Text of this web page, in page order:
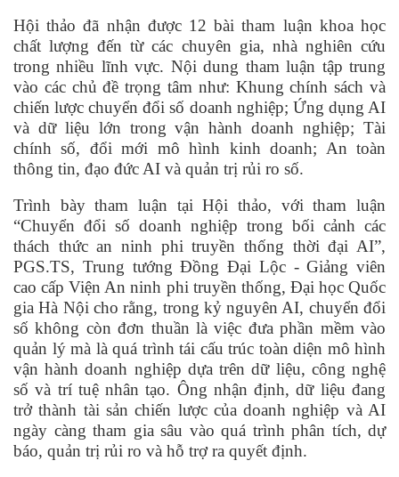
Hội thảo đã nhận được 12 bài tham luận khoa học
chất lượng đến từ các chuyên gia, nhà nghiên cứu
trong nhiều lĩnh vực. Nội dung tham luận tập trung
vào các chủ đề trọng tâm như: Khung chính sách và
chiến lược chuyển đổi số doanh nghiệp; Ứng dụng AI
và dữ liệu lớn trong vận hành doanh nghiệp; Tài
chính số, đổi mới mô hình kinh doanh; An toàn
thông tin, đạo đức AI và quản trị rủi ro số.
Trình bày tham luận tại Hội thảo, với tham luận
“Chuyển đổi số doanh nghiệp trong bối cảnh các
thách thức an ninh phi truyền thống thời đại AI”,
PGS.TS, Trung tướng Đồng Đại Lộc - Giảng viên
cao cấp Viện An ninh phi truyền thống, Đại học Quốc
gia Hà Nội cho rằng, trong kỷ nguyên AI, chuyển đổi
số không còn đơn thuần là việc đưa phần mềm vào
quản lý mà là quá trình tái cấu trúc toàn diện mô hình
vận hành doanh nghiệp dựa trên dữ liệu, công nghệ
số và trí tuệ nhân tạo. Ông nhận định, dữ liệu đang
trở thành tài sản chiến lược của doanh nghiệp và AI
ngày càng tham gia sâu vào quá trình phân tích, dự
báo, quản trị rủi ro và hỗ trợ ra quyết định.